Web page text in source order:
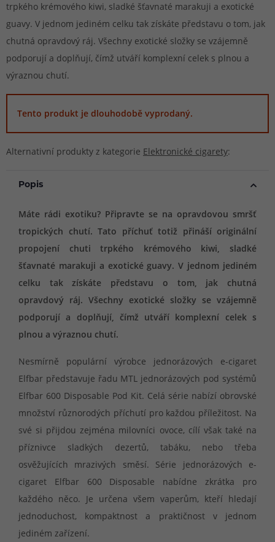
trpkého krémového kiwi, sladké šťavnaté marakuji a exotické
guavy. V jednom jediném celku tak získáte představu o tom, jak
chutná opravdový ráj. Všechny exotické složky se vzájemně
podporují a doplňují, čímž utváří komplexní celek s plnou a
výraznou chutí.
Tento produkt je dlouhodobě vyprodaný.
Alternativní produkty z kategorie Elektronické cigarety:
Popis
Máte rádi exotiku? Připravte se na opravdovou smršť
tropických chutí. Tato příchuť totiž přináší originální
propojení chuti trpkého krémového kiwi, sladké
šťavnaté marakuji a exotické guavy. V jednom jediném
celku tak získáte představu o tom, jak chutná
opravdový ráj. Všechny exotické složky se vzájemně
podporují a doplňují, čímž utváří komplexní celek s
plnou a výraznou chutí.
Nesmírně populární výrobce jednorázových e-cigaret
Elfbar představuje řadu MTL jednorázových pod systémů
Elfbar 600 Disposable Pod Kit. Celá série nabízí obrovské
množství různorodých příchutí pro každou příležitost. Na
své si přijdou zejména milovníci ovoce, cílí však také na
příznivce sladkých dezertů, tabáku, nebo třeba
osvěžujících mrazivých směsí. Série jednorázových e-
cigaret Elfbar 600 Disposable nabídne zkrátka pro
každého něco. Je určena všem vaperům, kteří hledají
jednoduchost, kompaktnost a praktičnost v jednom
jediném zařízení.